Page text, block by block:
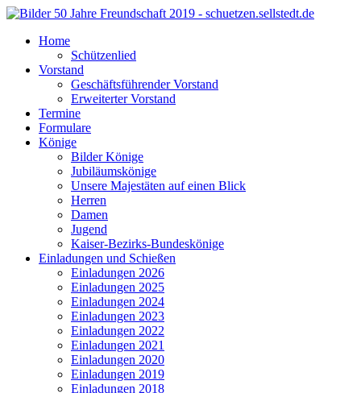
Home
Schützenlied
Vorstand
Geschäftsführender Vorstand
Erweiterter Vorstand
Termine
Formulare
Könige
Bilder Könige
Jubiläumskönige
Unsere Majestäten auf einen Blick
Herren
Damen
Jugend
Kaiser-Bezirks-Bundeskönige
Einladungen und Schießen
Einladungen 2026
Einladungen 2025
Einladungen 2024
Einladungen 2023
Einladungen 2022
Einladungen 2021
Einladungen 2020
Einladungen 2019
Einladungen 2018